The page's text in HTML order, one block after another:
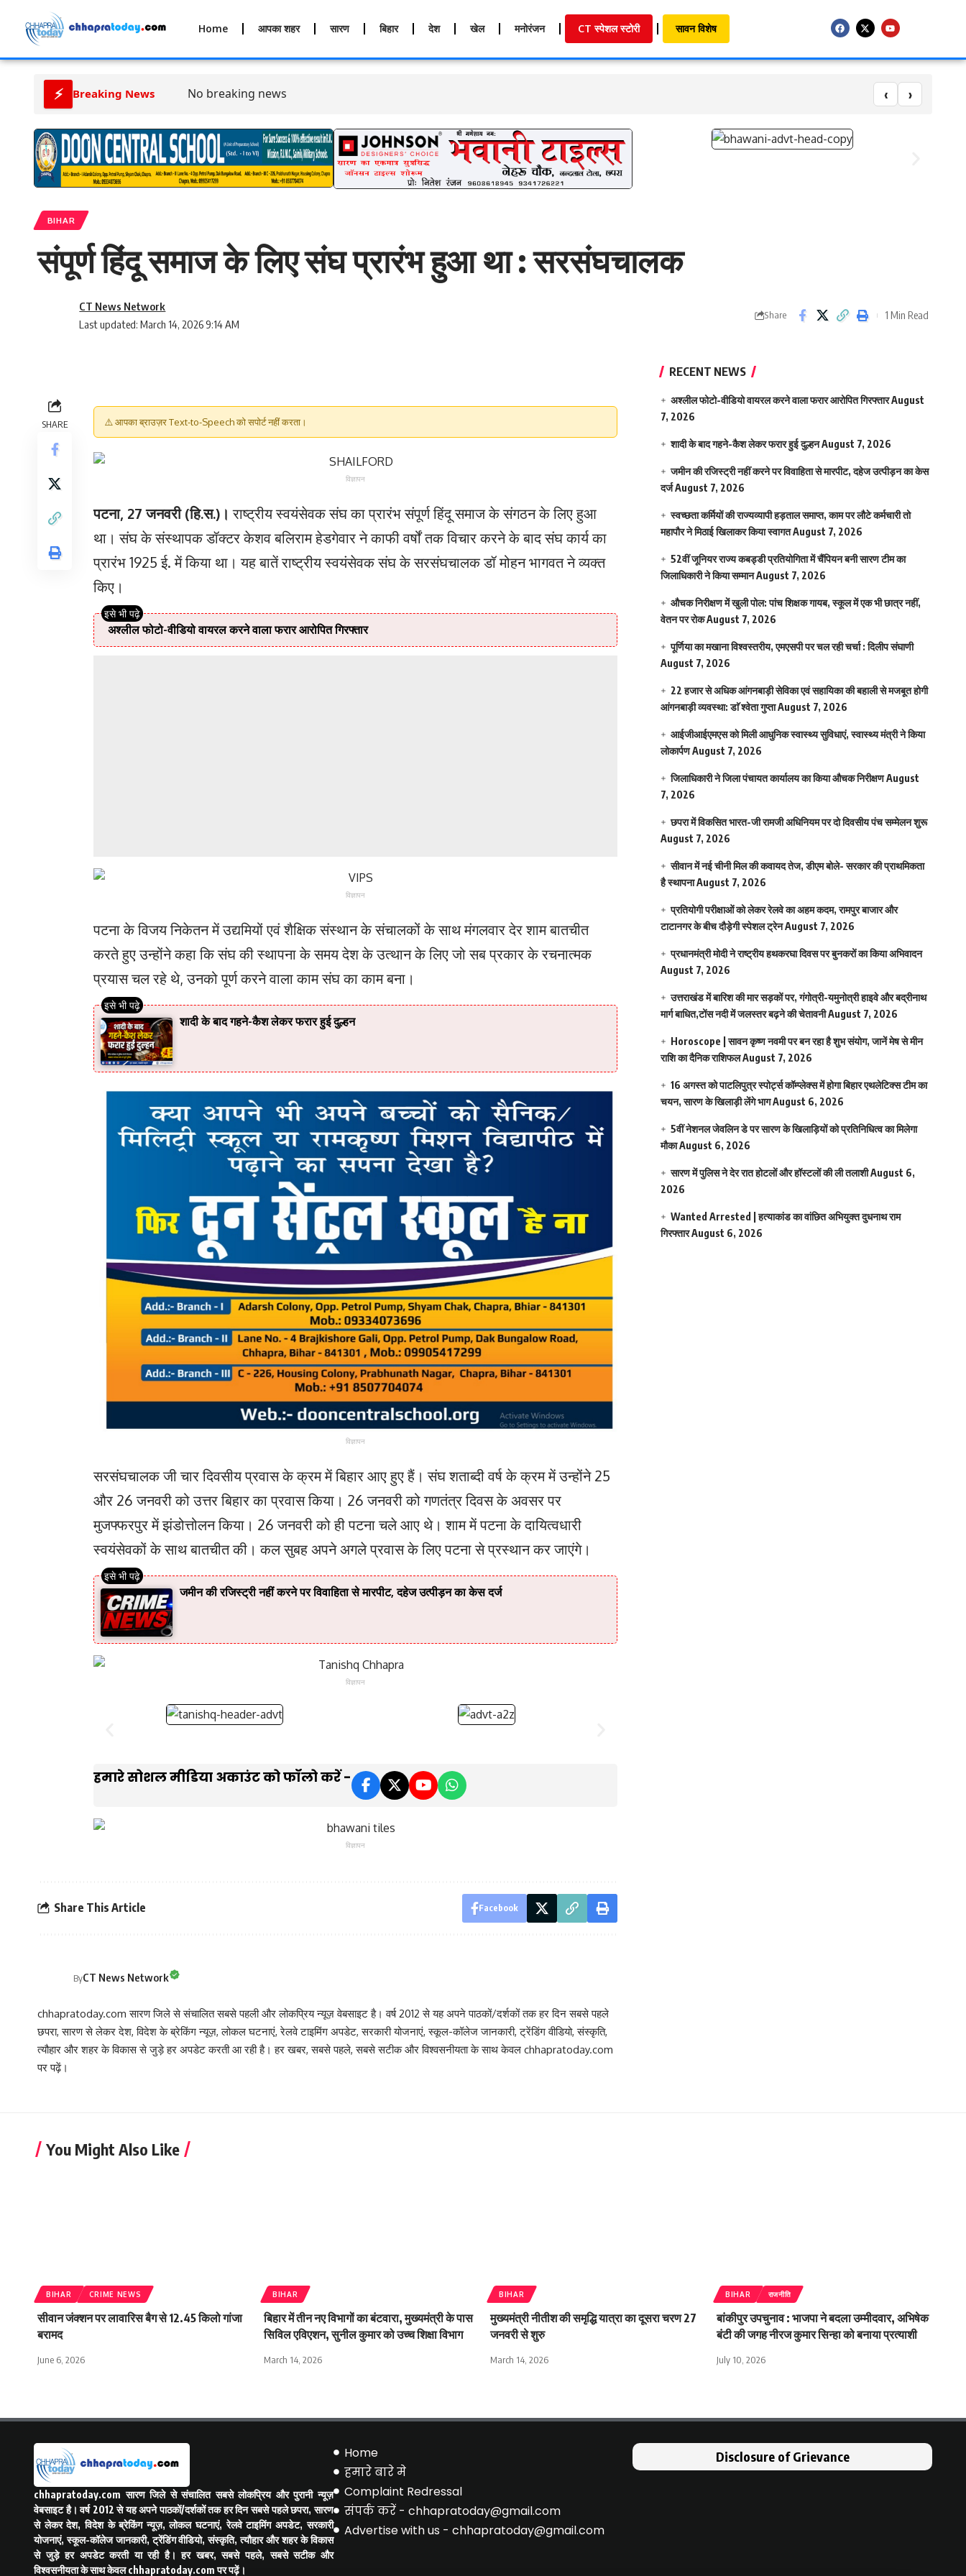
Home आपका शहर सारण बिहार देश खेल मनोरंजन CT स्पेशल स्टोरी सावन विशेष
⚡ Breaking News No breaking news ‹ ›
BIHAR
संपूर्ण हिंदू समाज के लिए संघ प्रारंभ हुआ था : सरसंघचालक
Last updated: March 14, 2026 9:14 AM
CT News Network
Share 1 Min Read
SHARE ⚠️ आपका ब्राउज़र Text-to-Speech को सपोर्ट नहीं करता।
विज्ञापन
पटना, 27 जनवरी (हि.स.)। राष्ट्रीय स्वयंसेवक संघ का प्रारंभ संपूर्ण हिंदू समाज के संगठन के लिए हुआ
था। संघ के संस्थापक डॉक्टर केशव बलिराम हेडगेवार ने काफी वर्षों तक विचार करने के बाद संघ कार्य का
प्रारंभ 1925 ई. में किया था। यह बातें राष्ट्रीय स्वयंसेवक संघ के सरसंघचालक डॉ मोहन भागवत ने व्यक्त
किए।
अश्लील फोटो-वीडियो वायरल करने वाला फरार आरोपित गिरफ्तार
विज्ञापन
पटना के विजय निकेतन में उद्यमियों एवं शैक्षिक संस्थान के संचालकों के साथ मंगलवार देर शाम बातचीत
करते हुए उन्होंने कहा कि संघ की स्थापना के समय देश के उत्थान के लिए जो सब प्रकार के रचनात्मक
प्रयास चल रहे थे, उनको पूर्ण करने वाला काम संघ का काम बना।
शादी के बाद गहने-कैश लेकर फरार हुई दुल्हन
विज्ञापन
सरसंघचालक जी चार दिवसीय प्रवास के क्रम में बिहार आए हुए हैं। संघ शताब्दी वर्ष के क्रम में उन्होंने 25
और 26 जनवरी को उत्तर बिहार का प्रवास किया। 26 जनवरी को गणतंत्र दिवस के अवसर पर
मुजफ्फरपुर में झंडोत्तोलन किया। 26 जनवरी को ही पटना चले आए थे। शाम में पटना के दायित्वधारी
स्वयंसेवकों के साथ बातचीत की। कल सुबह अपने अगले प्रवास के लिए पटना से प्रस्थान कर जाएंगे।
जमीन की रजिस्ट्री नहीं करने पर विवाहिता से मारपीट, दहेज उत्पीड़न का केस दर्ज
विज्ञापन
हमारे सोशल मीडिया अकाउंट को फॉलो करें -
विज्ञापन
Share This Article Facebook
ByCT News Network
chhapratoday.com सारण जिले से संचालित सबसे पहली और लोकप्रिय न्यूज़ वेबसाइट है। वर्ष 2012 से यह अपने पाठकों/दर्शकों तक हर दिन सबसे पहले
छपरा, सारण से लेकर देश, विदेश के ब्रेकिंग न्यूज़, लोकल घटनाएं, रेलवे टाइमिंग अपडेट, सरकारी योजनाएं, स्कूल-कॉलेज जानकारी, ट्रेंडिंग वीडियो, संस्कृति,
त्यौहार और शहर के विकास से जुड़े हर अपडेट करती आ रही है। हर खबर, सबसे पहले, सबसे सटीक और विश्वसनीयता के साथ केवल chhapratoday.com
पर पढ़ें।
RECENT NEWS
अश्लील फोटो-वीडियो वायरल करने वाला फरार आरोपित गिरफ्तारAugust
7, 2026
शादी के बाद गहने-कैश लेकर फरार हुई दुल्हनAugust 7, 2026
जमीन की रजिस्ट्री नहीं करने पर विवाहिता से मारपीट, दहेज उत्पीड़न का केस
दर्जAugust 7, 2026
स्वच्छता कर्मियों की राज्यव्यापी हड़ताल समाप्त, काम पर लौटे कर्मचारी तो
महापौर ने मिठाई खिलाकर किया स्वागतAugust 7, 2026
52वीं जूनियर राज्य कबड्डी प्रतियोगिता में चैंपियन बनी सारण टीम का
जिलाधिकारी ने किया सम्मानAugust 7, 2026
औचक निरीक्षण में खुली पोल: पांच शिक्षक गायब, स्कूल में एक भी छात्र नहीं,
वेतन पर रोकAugust 7, 2026
पूर्णिया का मखाना विश्वस्तरीय, एमएसपी पर चल रही चर्चा : दिलीप संघाणी
August 7, 2026
22 हजार से अधिक आंगनबाड़ी सेविका एवं सहायिका की बहाली से मजबूत होगी
आंगनबाड़ी व्यवस्था: डाॅ श्वेता गुप्ताAugust 7, 2026
आईजीआईएमएस काे मिली आधुनिक स्वास्थ्य सुविधाएं, स्वास्थ्य मंत्री ने किया
लोकार्पणAugust 7, 2026
जिलाधिकारी ने जिला पंचायत कार्यालय का किया औचक निरीक्षणAugust
7, 2026
छपरा में विकसित भारत-जी रामजी अधिनियम पर दो दिवसीय पंच सम्मेलन शुरू
August 7, 2026
सीवान में नई चीनी मिल की कवायद तेज, डीएम बोले- सरकार की प्राथमिकता
है स्थापनाAugust 7, 2026
प्रतियोगी परीक्षाओं को लेकर रेलवे का अहम कदम, रामपुर बाजार और
टाटानगर के बीच दौड़ेगी स्पेशल ट्रेनAugust 7, 2026
प्रधानमंत्री मोदी ने राष्ट्रीय हथकरघा दिवस पर बुनकरों का किया अभिवादन
August 7, 2026
उत्तराखंड में बारिश की मार सड़कों पर, गंगोत्री-यमुनोत्री हाइवे और बद्रीनाथ
मार्ग बाधित,टोंस नदी में जलस्तर बढ़ने की चेतावनीAugust 7, 2026
Horoscope | सावन कृष्ण नवमी पर बन रहा है शुभ संयोग, जानें मेष से मीन
राशि का दैनिक राशिफलAugust 7, 2026
16 अगस्त को पाटलिपुत्र स्पोर्ट्स कॉम्प्लेक्स में होगा बिहार एथलेटिक्स टीम का
चयन, सारण के खिलाड़ी लेंगे भागAugust 6, 2026
5वीं नेशनल जेवलिन डे पर सारण के खिलाड़ियों को प्रतिनिधित्व का मिलेगा
मौकाAugust 6, 2026
सारण में पुलिस ने देर रात होटलों और हॉस्टलों की ली तलाशीAugust 6,
2026
Wanted Arrested | हत्याकांड का वांछित अभियुक्त दुधनाथ राम
गिरफ्तारAugust 6, 2026
You Might Also Like
BIHAR CRIME NEWS
सीवान जंक्शन पर लावारिस बैग से 12.45 किलो गांजा
बरामद
June 6, 2026
BIHAR
बिहार में तीन नए विभागों का बंटवारा, मुख्यमंत्री के पास
सिविल एविएशन, सुनील कुमार को उच्च शिक्षा विभाग
March 14, 2026
BIHAR
मुख्यमंत्री नीतीश की समृद्धि यात्रा का दूसरा चरण 27
जनवरी से शुरु
March 14, 2026
BIHAR राजनीति
बांकीपुर उपचुनाव : भाजपा ने बदला उम्मीदवार, अभिषेक
बंटी की जगह नीरज कुमार सिन्हा को बनाया प्रत्याशी
July 10, 2026
chhapratoday.com सारण जिले से संचालित सबसे लोकप्रिय और पुरानी न्यूज़
वेबसाइट है। वर्ष 2012 से यह अपने पाठकों/दर्शकों तक हर दिन सबसे पहले छपरा, सारण
से लेकर देश, विदेश के ब्रेकिंग न्यूज़, लोकल घटनाएं, रेलवे टाइमिंग अपडेट, सरकारी
योजनाएं, स्कूल-कॉलेज जानकारी, ट्रेंडिंग वीडियो, संस्कृति, त्यौहार और शहर के विकास
से जुड़े हर अपडेट करती या रही है। हर खबर, सबसे पहले, सबसे सटीक और
विश्वसनीयता के साथ केवलchhapratoday.comपर पढ़ें।
Home
हमारे बारे मे
Complaint Redressal
संपर्क करें - chhapratoday@gmail.com
Advertise with us - chhapratoday@gmail.com
Disclosure of Grievance